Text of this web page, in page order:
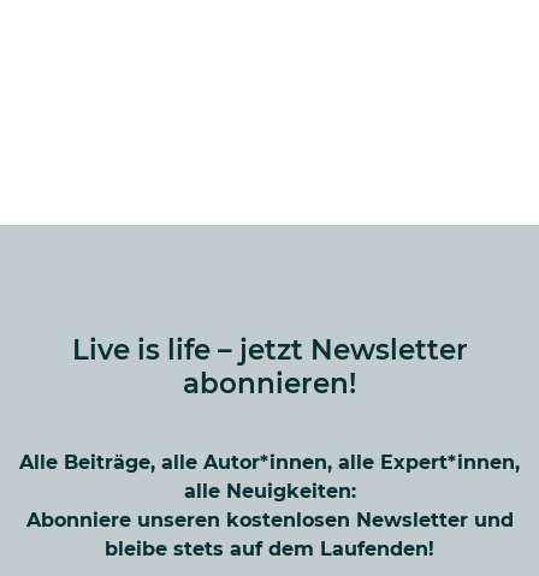
Live is life – jetzt Newsletter
abonnieren!
Alle Beiträge, alle Autor*innen, alle Expert*innen,
alle Neuigkeiten:
Abonniere unseren kostenlosen Newsletter und
bleibe stets auf dem Laufenden!